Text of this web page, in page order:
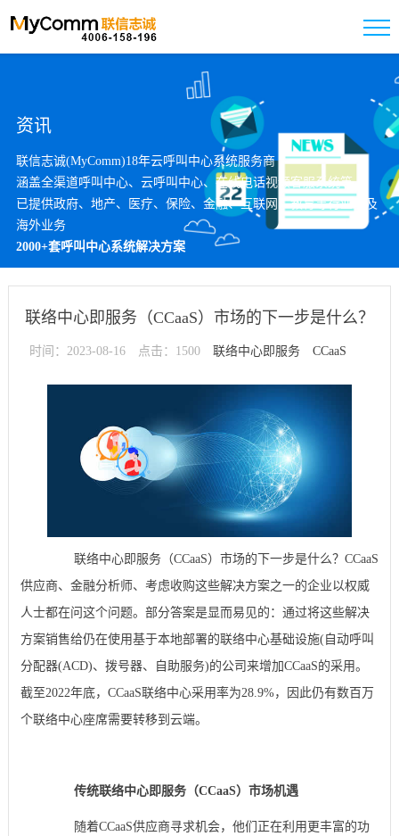
资讯
联信志诚(MyComm)18年云呼叫中心系统服务商
涵盖全渠道呼叫中心、云呼叫中心、在线电话视频客服系统等
已提供政府、地产、医疗、保险、金融、互联网、教育等行业以及
海外业务
2000+套呼叫中心系统解决方案
联络中心即服务（CCaaS）市场的下一步是什么？
时间：2023-08-16 点击：1500 联络中心即服务 CCaaS
联络中心即服务（CCaaS）市场的下一步是什么？CCaaS
供应商、金融分析师、考虑收购这些解决方案之一的企业以权威
人士都在问这个问题。部分答案是显而易见的：通过将这些解决
方案销售给仍在使用基于本地部署的联络中心基础设施(自动呼叫
分配器(ACD)、拨号器、自助服务)的公司来增加CCaaS的采用。
截至2022年底，CCaaS联络中心采用率为28.9%，因此仍有数百万
个联络中心座席需要转移到云端。
传统联络中心即服务（CCaaS）市场机遇
随着CCaaS供应商寻求机会，他们正在利用更丰富的功